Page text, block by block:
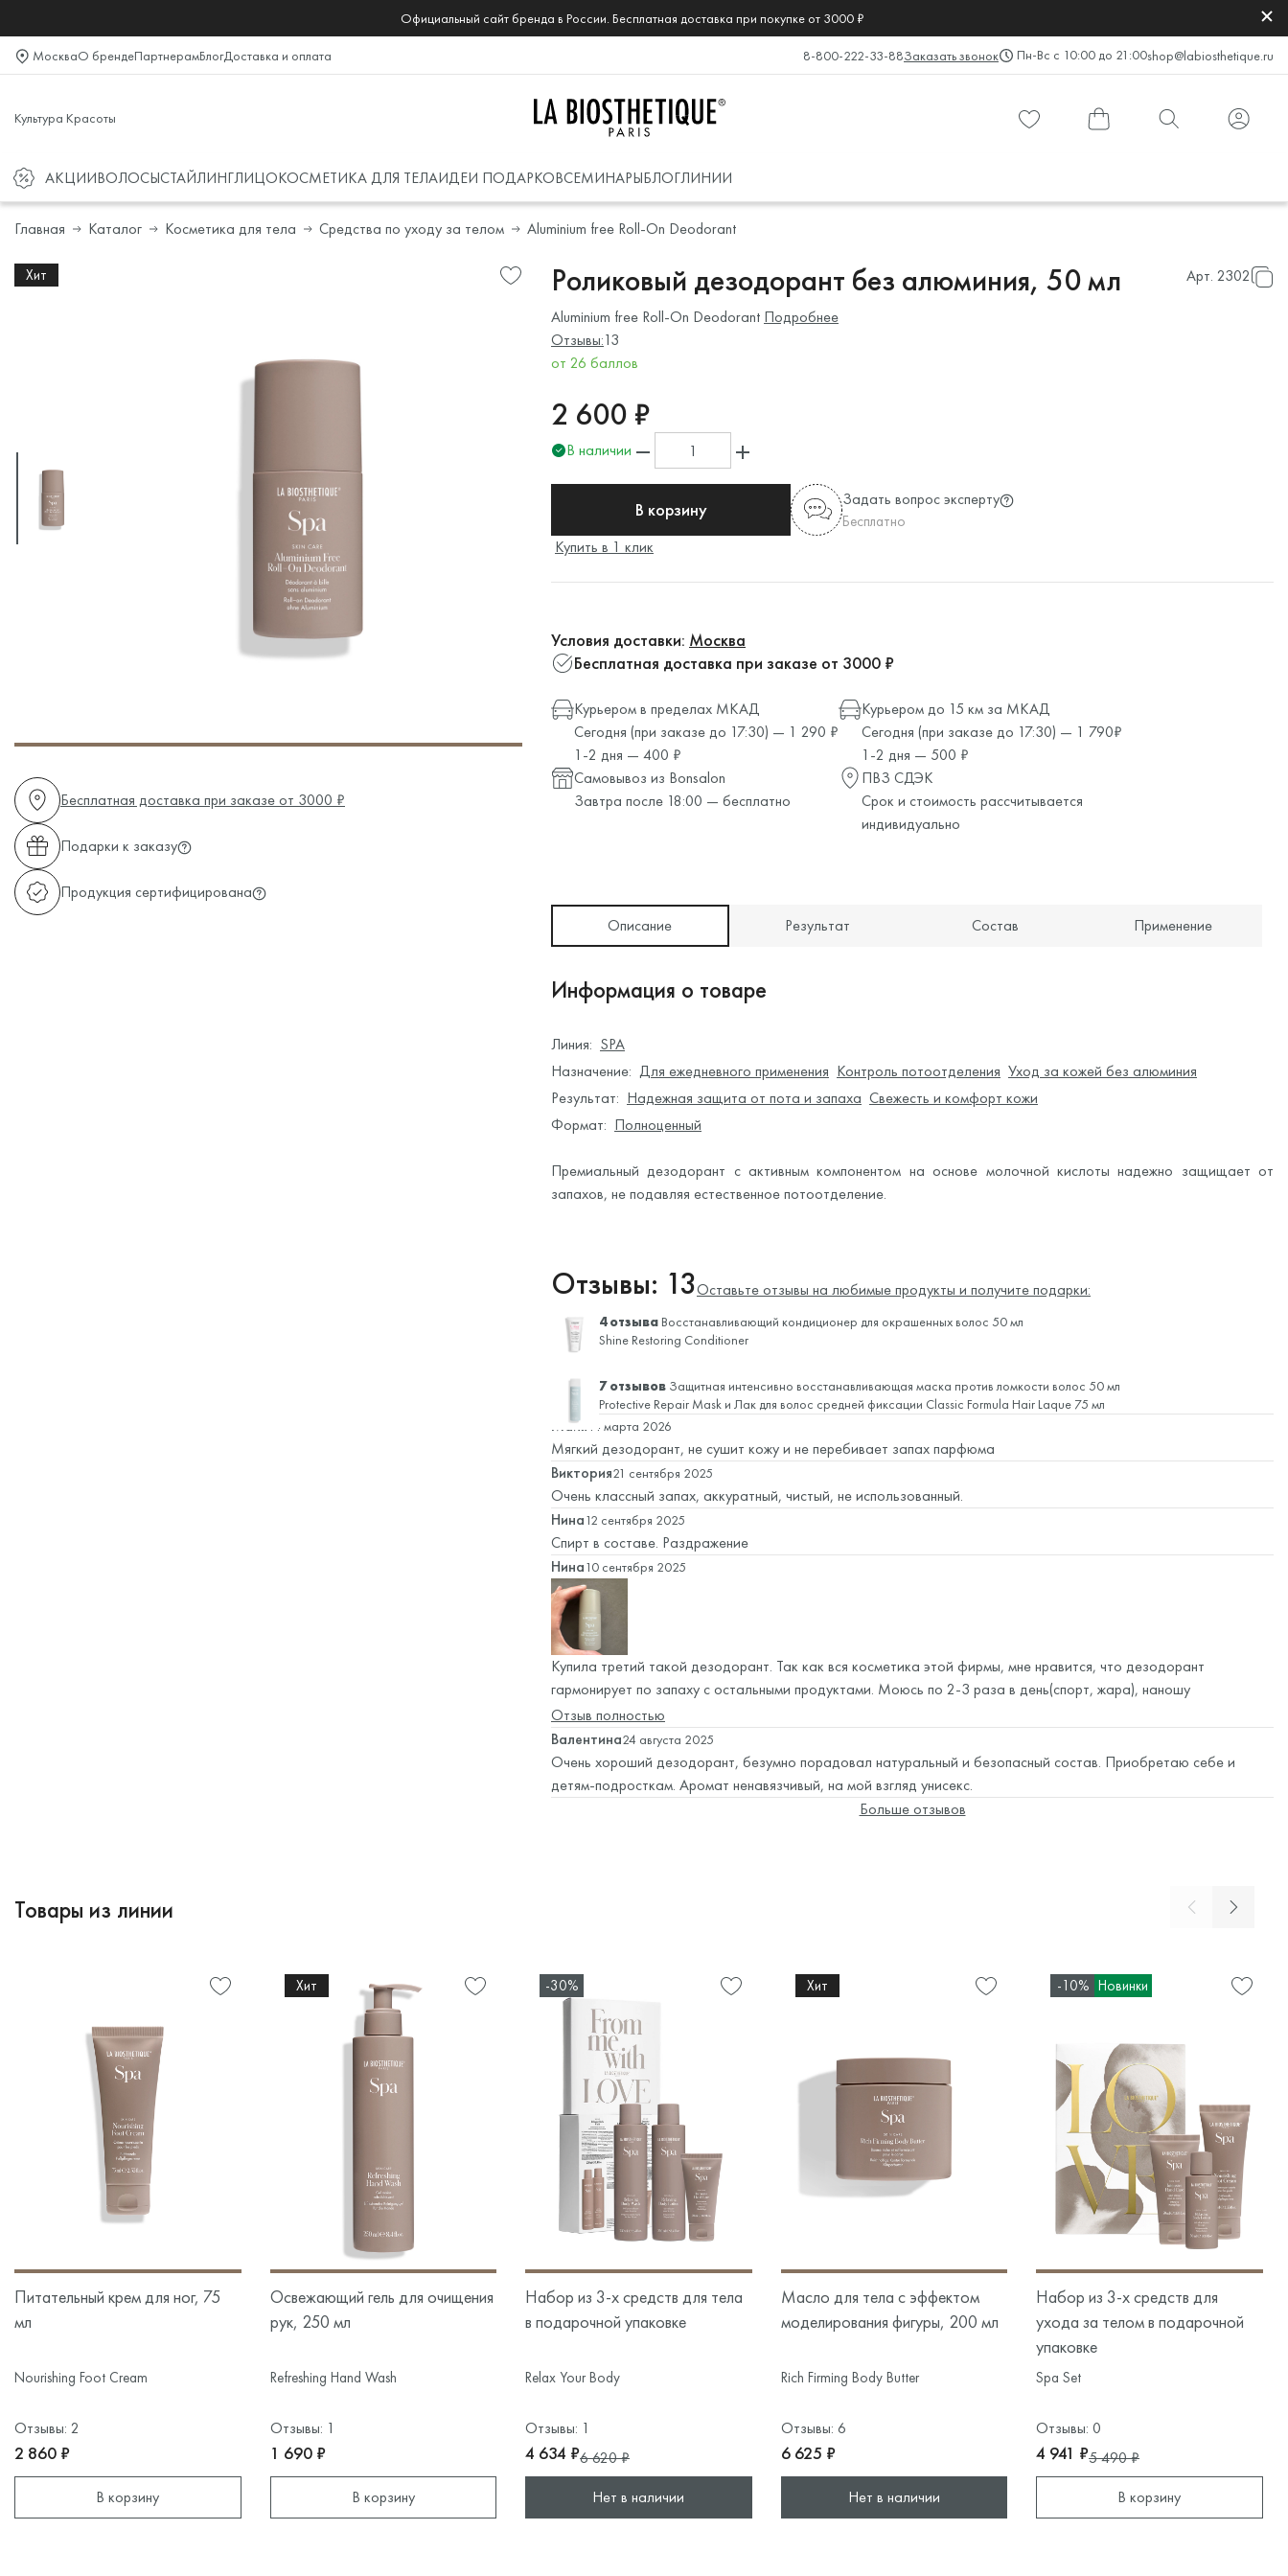
Официальный сайт бренда в России. Бесплатная доставка при покупке от 3000 ₽
МоскваО брендеПартнерамБлогДоставка и оплата 8-800-222-33-88Заказать звонок Пн-Вс с 10:00 до 21:00shop@labiosthetique.ru
Культура Красоты
АКЦИИВОЛОСЫСТАЙЛИНГЛИЦОКОСМЕТИКА ДЛЯ ТЕЛАИДЕИ ПОДАРКОВСЕМИНАРЫБЛОГЛИНИИ
Главная Каталог Косметика для тела Средства по уходу за телом Aluminium free Roll-On Deodorant
Хит
Бесплатная доставка при заказе от 3000 ₽
Подарки к заказу
Продукция сертифицирована
Роликовый дезодорант без алюминия, 50 мл Арт. 2302
Aluminium free Roll-On Deodorant Подробнее
Отзывы:13
от 26 баллов
2 600 ₽
В наличии
В корзину Задать вопрос эксперту
Бесплатно
Купить в 1 клик
Условия доставки: Москва
Бесплатная доставка при заказе от 3000 ₽
Курьером в пределах МКАД
Сегодня (при заказе до 17:30) — 1 290 ₽
1-2 дня — 400 ₽
Курьером до 15 км за МКАД
Сегодня (при заказе до 17:30) — 1 790₽
1-2 дня — 500 ₽
Самовывоз из Bonsalon
Завтра после 18:00 — бесплатно
ПВЗ СДЭК
Срок и стоимость рассчитывается
индивидуально
Описание Результат Состав Применение
Информация о товаре
Линия: SPA
Назначение: Для ежедневного применения Контроль потоотделения Уход за кожей без алюминия
Результат: Надежная защита от пота и запаха Свежесть и комфорт кожи
Формат: Полноценный
Премиальный дезодорант с активным компонентом на основе молочной кислоты надежно защищает от
запахов, не подавляя естественное потоотделение.
Отзывы: 13Оставьте отзывы на любимые продукты и получите подарки:
4 отзыва Восстанавливающий кондиционер для окрашенных волос 50 мл
Shine Restoring Conditioner
7 отзывов Защитная интенсивно восстанавливающая маска против ломкости волос 50 мл
Protective Repair Mask и Лак для волос средней фиксации Classic Formula Hair Laque 75 мл
Майя 14 марта 2026
Мягкий дезодорант, не сушит кожу и не перебивает запах парфюма
Виктория21 сентября 2025
Очень классный запах, аккуратный, чистый, не использованный.
Нина12 сентября 2025
Спирт в составе. Раздражение
Нина10 сентября 2025
Купила третий такой дезодорант. Так как вся косметика этой фирмы, мне нравится, что дезодорант
гармонирует по запаху с остальными продуктами. Моюсь по 2-3 раза в день(спорт, жара), наношу
дезодорант, мне норм. Нравится, что нет алюминия в составе. Не тестировала результат на полном дне.
Отзыв полностью
Валентина24 августа 2025
Очень хороший дезодорант, безумно порадовал натуральный и безопасный состав. Приобретаю себе и
детям-подросткам. Аромат ненавязчивый, на мой взгляд унисекс.
Больше отзывов
Товары из линии
Питательный крем для ног, 75
мл
Nourishing Foot Cream
Отзывы: 2
2 860 ₽
В корзину
Хит
Освежающий гель для очищения
рук, 250 мл
Refreshing Hand Wash
Отзывы: 1
1 690 ₽
В корзину
-30%
Набор из 3-х средств для тела
в подарочной упаковке
Relax Your Body
Отзывы: 1
4 634 ₽6 620 ₽
Нет в наличии
Хит
Масло для тела с эффектом
моделирования фигуры, 200 мл
Rich Firming Body Butter
Отзывы: 6
6 625 ₽
Нет в наличии
-10% Новинки
Набор из 3-х средств для
ухода за телом в подарочной
упаковке
Spa Set
Отзывы: 0
4 941 ₽5 490 ₽
В корзину